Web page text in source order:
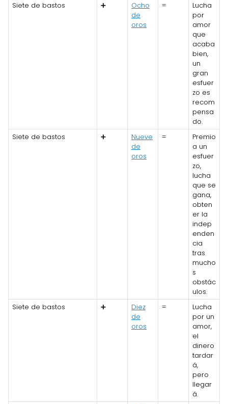
Siete de bastos
➕
Ocho
de
oros
=
Lucha
por
amor
que
acaba
bien,
un
gran
esfuer
zo es
recom
pensa
do.
Siete de bastos
➕
Nueve
de
oros
=
Premio
a un
esfuer
zo,
lucha
que se
gana,
obten
er la
indep
enden
cia
tras
mucho
s
obstác
ulos.
Siete de bastos
➕
Diez
de
oros
=
Lucha
por un
amor,
el
dinero
tardar
á,
pero
llegar
á.